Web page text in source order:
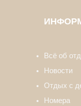
Всё об
Новости
Отдых с
Номера